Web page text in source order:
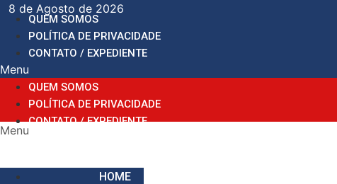
para
conteúdo
8 de Agosto de 2026
QUEM SOMOS
POLÍTICA DE PRIVACIDADE
CONTATO / EXPEDIENTE
Menu
QUEM SOMOS
POLÍTICA DE PRIVACIDADE
CONTATO / EXPEDIENTE
Menu
HOME